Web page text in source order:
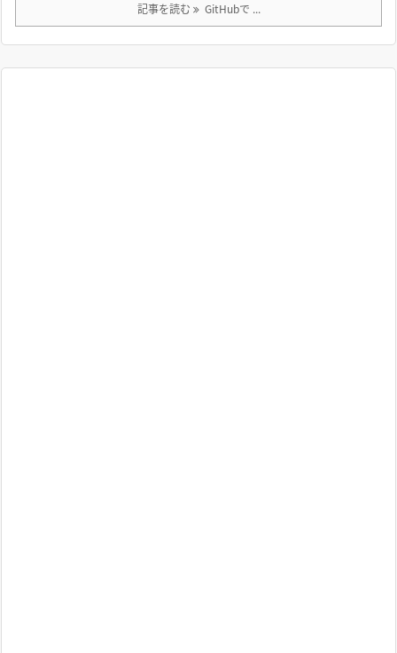
記事を読む GitHubで ...